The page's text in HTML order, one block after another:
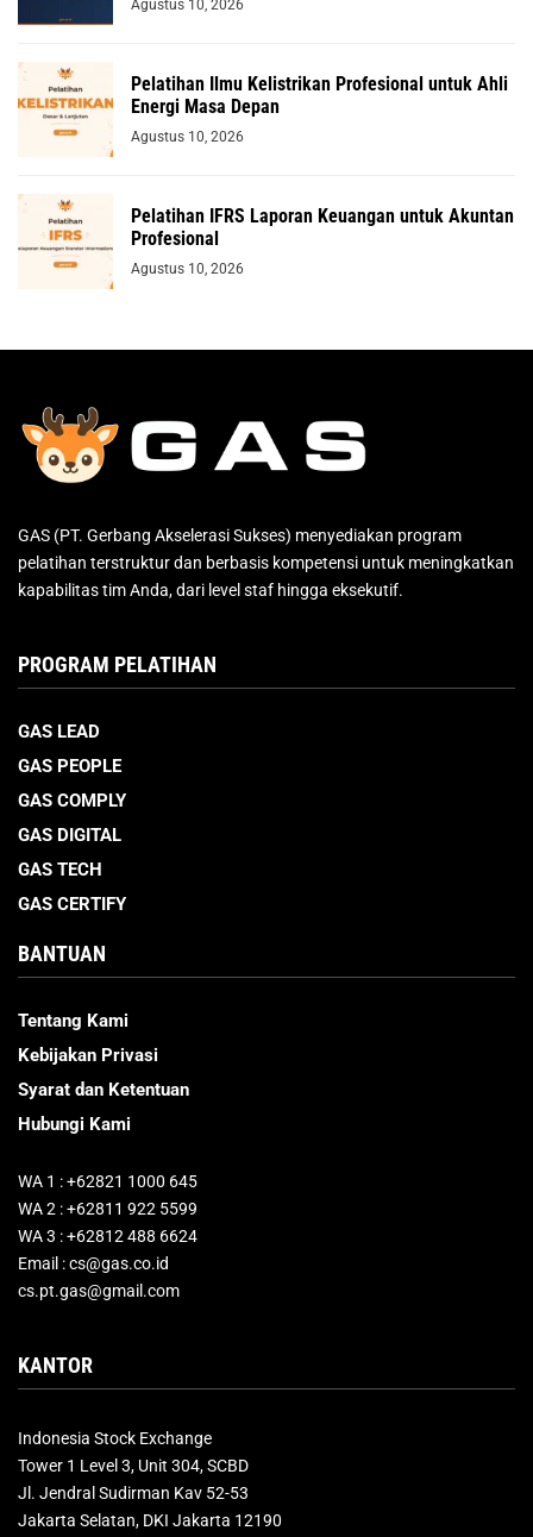
Agustus 10, 2026
Pelatihan Ilmu Kelistrikan Profesional untuk Ahli
Energi Masa Depan
Agustus 10, 2026
Pelatihan IFRS Laporan Keuangan untuk Akuntan
Profesional
Agustus 10, 2026
GAS (PT. Gerbang Akselerasi Sukses) menyediakan program
pelatihan terstruktur dan berbasis kompetensi untuk meningkatkan
kapabilitas tim Anda, dari level staf hingga eksekutif.
PROGRAM PELATIHAN
GAS LEAD
GAS PEOPLE
GAS COMPLY
GAS DIGITAL
GAS TECH
GAS CERTIFY
BANTUAN
Tentang Kami
Kebijakan Privasi
Syarat dan Ketentuan
Hubungi Kami
WA 1 : +62821 1000 645
WA 2 : +62811 922 5599
WA 3 : +62812 488 6624
Email : cs@gas.co.id
cs.pt.gas@gmail.com
KANTOR
Indonesia Stock Exchange
Tower 1 Level 3, Unit 304, SCBD
Jl. Jendral Sudirman Kav 52-53
Jakarta Selatan, DKI Jakarta 12190